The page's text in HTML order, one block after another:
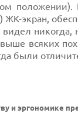
положении).
ЖК-экран,
всяких
были
и эргономике